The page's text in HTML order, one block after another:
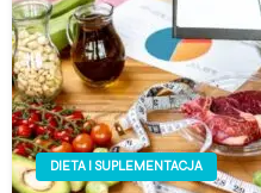
DIETA I SUPLEMENTACJA